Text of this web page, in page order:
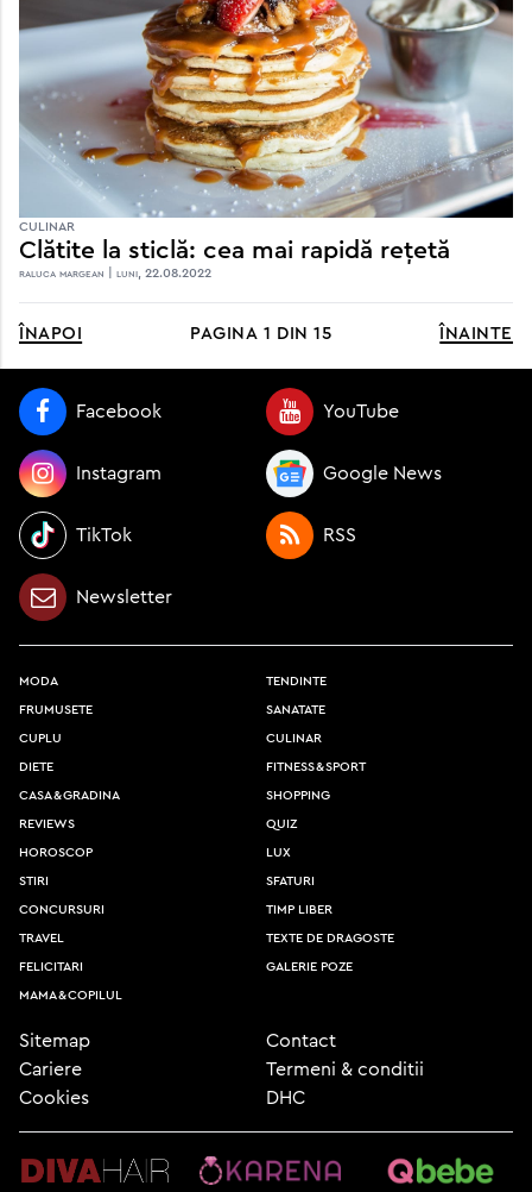
CULINAR
Clătite la sticlă: cea mai rapidă rețetă
raluca margean | luni, 22.08.2022
înapoi pagina 1 din15 înainte
Facebook YouTube
Instagram Google News
TikTok RSS
Newsletter
moda
tendinte
frumusete
sanatate
cuplu
culinar
diete
fitness & sport
casa & gradina
shopping
reviews
quiz
horoscop
lux
stiri
sfaturi
concursuri
timp liber
travel
texte de dragoste
felicitari
galerie poze
mama & copilul
Sitemap
Contact
Cariere
Termeni & conditii
Cookies
DHC